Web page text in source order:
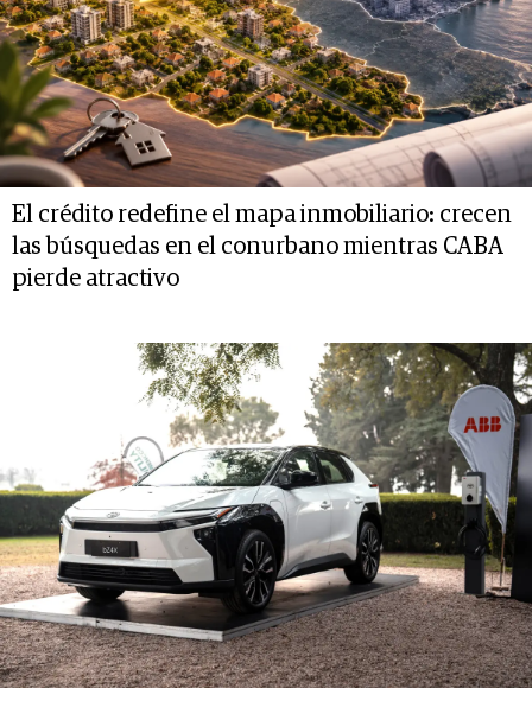
El crédito redefine el mapa inmobiliario: crecen
las búsquedas en el conurbano mientras CABA
pierde atractivo